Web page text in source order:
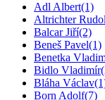
Adl Albert(1)
Altrichter
Balcar Jiří(2)
Beneš Pavel(1)
Benetka
Bidlo Vladimír
Bláha Václav
Born Adolf(7)